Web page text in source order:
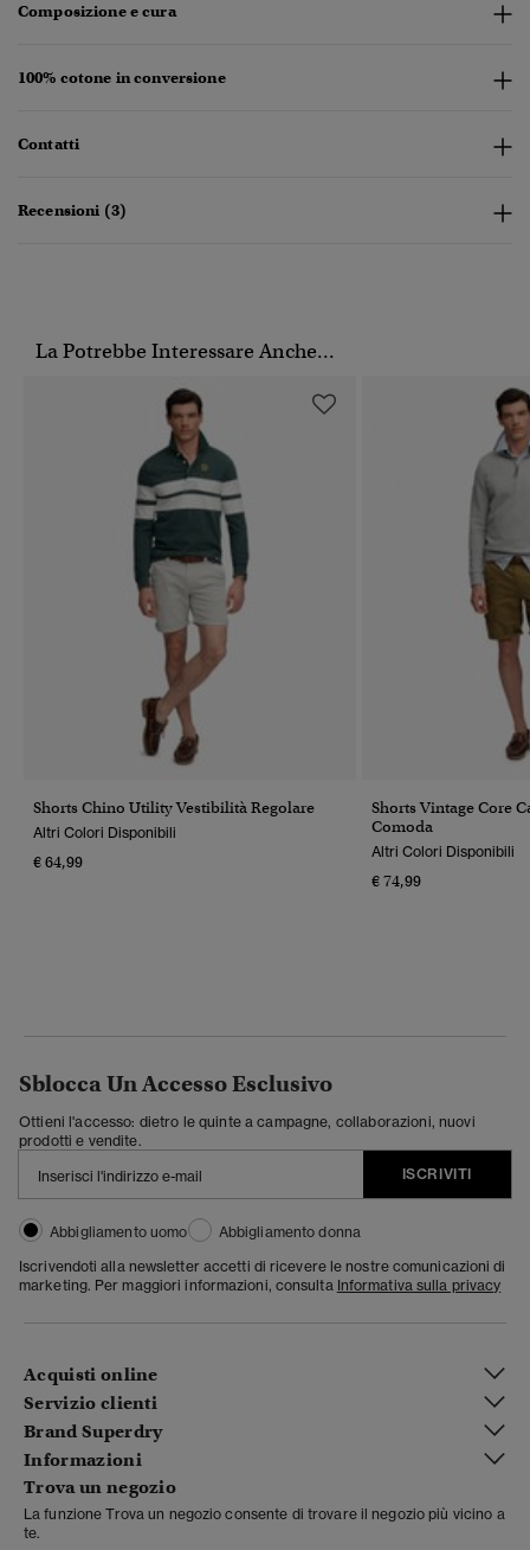
Composizione e cura
100% cotone in conversione
Contatti
Recensioni (3)
La Potrebbe Interessare Anche...
Shorts Chino Utility Vestibilità Regolare
Altri Colori Disponibili
€ 64,99
Shorts Vintage Core
Comoda
Altri Colori Disponibili
€ 74,99
Sblocca Un Accesso Esclusivo
Ottieni l'accesso: dietro le quinte a campagne, collaborazioni, nuovi
prodotti e vendite.
ISCRIVITI
Abbigliamento uomo
Abbigliamento donna
Iscrivendoti alla newsletter accetti di ricevere le nostre comunicazioni di
marketing. Per maggiori informazioni, consulta Informativa sulla privacy
Acquisti online
Servizio clienti
Brand Superdry
Informazioni
Trova un negozio
La funzione Trova un negozio consente di trovare il negozio più vicino a
te.